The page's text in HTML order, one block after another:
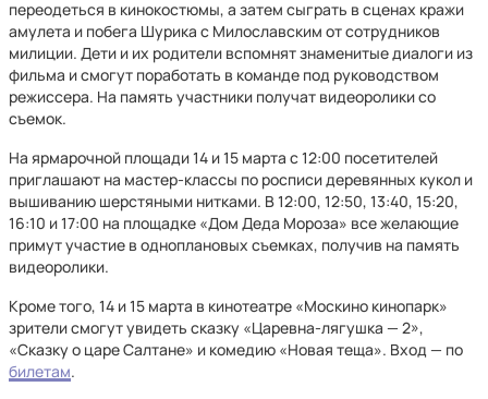
переодеться в кинокостюмы, а затем сыграть в сценах кражи
амулета и побега Шурика с Милославским от сотрудников
милиции. Дети и их родители вспомнят знаменитые диалоги из
фильма и смогут поработать в команде под руководством
режиссера. На память участники получат видеоролики со
съемок.
На ярмарочной площади 14 и 15 марта с 12:00 посетителей
приглашают на мастер-классы по росписи деревянных кукол и
вышиванию шерстяными нитками. В 12:00, 12:50, 13:40, 15:20,
16:10 и 17:00 на площадке «Дом Деда Мороза» все желающие
примут участие в одноплановых съемках, получив на память
видеоролики.
Кроме того, 14 и 15 марта в кинотеатре «Москино кинопарк»
зрители смогут увидеть сказку «Царевна-лягушка — 2»,
«Сказку о царе Салтане» и комедию «Новая теща». Вход — по
билетам.